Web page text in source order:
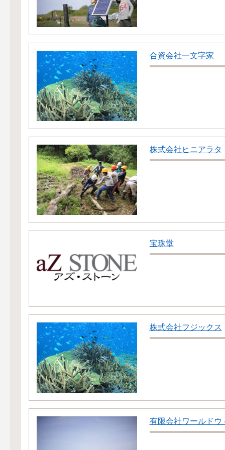
合資会社一文字家
株式会社ヒニアラタ
宝珠堂
株式会社フジックス
有限会社ワールドウ